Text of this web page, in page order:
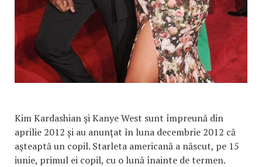
Kim Kardashian şi Kanye West sunt împreună din
aprilie 2012 și au anunţat în luna decembrie 2012 că
aşteaptă un copil. Starleta americană a născut, pe 15
iunie, primul ei copil, cu o lună înainte de termen.